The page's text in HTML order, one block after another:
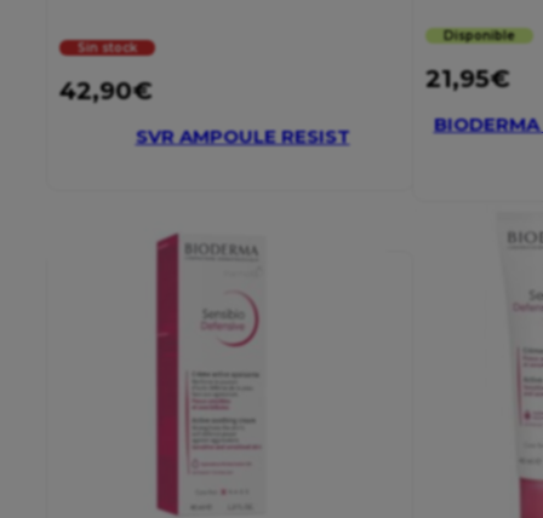
Sin stock
42,90€
SVR AMPOULE RESIST
Disponible
21,95€